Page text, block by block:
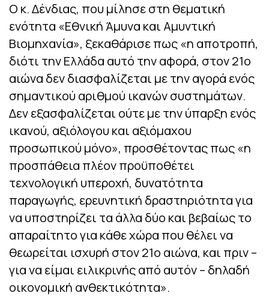
Ο κ. Δένδιας, που μίλησε στη θεματική
ενότητα «Εθνική Άμυνα και Αμυντική
Βιομηχανία», ξεκαθάρισε πως «η αποτροπή,
διότι την Ελλάδα αυτό την αφορά, στον 21ο
αιώνα δεν διασφαλίζεται με την αγορά ενός
σημαντικού αριθμού ικανών συστημάτων.
Δεν εξασφαλίζεται ούτε με την ύπαρξη ενός
ικανού, αξιόλογου και αξιόμαχου
προσωπικού μόνο», προσθέτοντας πως «η
προσπάθεια πλέον προϋποθέτει
τεχνολογική υπεροχή, δυνατότητα
παραγωγής, ερευνητική δραστηριότητα για
να υποστηρίζει τα άλλα δύο και βεβαίως το
απαραίτητο για κάθε χώρα που θέλει να
θεωρείται ισχυρή στον 21ο αιώνα, και πριν –
για να είμαι ειλικρινής από αυτόν – δηλαδή
οικονομική ανθεκτικότητα».